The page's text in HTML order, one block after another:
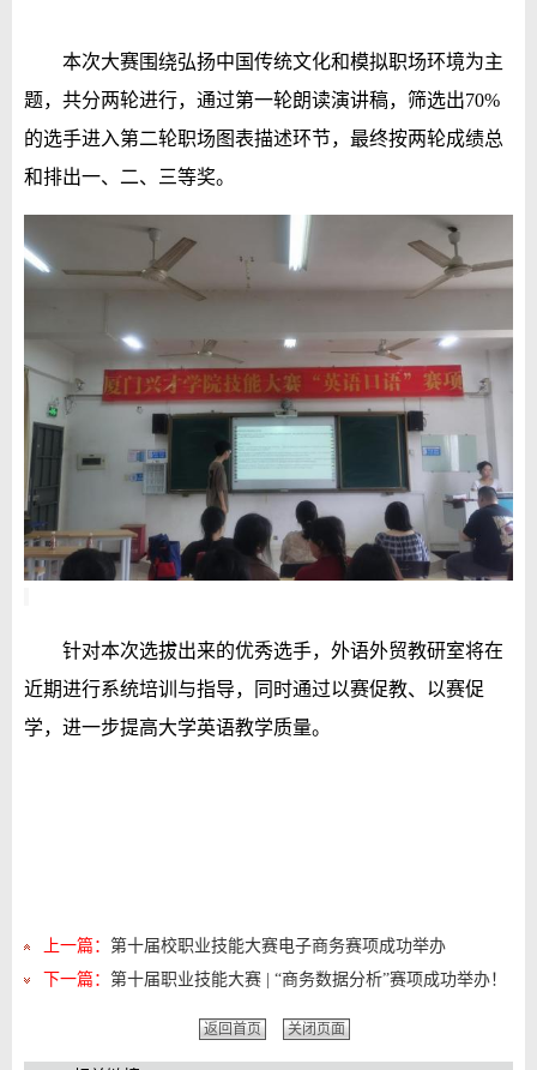
本次大赛围绕弘扬中国传统文化和模拟职场环境为主
题， 共分两轮进行，通过第一轮朗读演讲稿，筛选出70%
的选手进入第二轮职场图表描述环节，最终按两轮成绩总
和排出一、二、三等奖。
针对本次选拔出来的优秀选手，外语外贸教研室将在
近期进行系统培训与指导，同时通过以赛促教、以赛促
学，进一步提高大学英语教学质量。
上一篇： 第十届校职业技能大赛电子商务赛项成功举办
下一篇： 第十届职业技能大赛 | “商务数据分析”赛项成功举办！
返回首页 关闭页面